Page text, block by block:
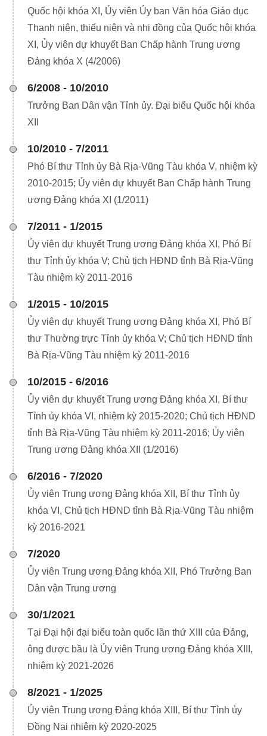
Quốc hội khóa XI, Ủy viên Ủy ban Văn hóa Giáo dục
Thanh niên, thiếu niên và nhi đồng của Quốc hội khóa
XI, Ủy viên dự khuyết Ban Chấp hành Trung ương
Đảng khóa X (4/2006)
6/2008 - 10/2010
Trưởng Ban Dân vận Tỉnh ủy. Đại biểu Quốc hội khóa
XII
10/2010 - 7/2011
Phó Bí thư Tỉnh ủy Bà Rịa-Vũng Tàu khóa V, nhiệm kỳ
2010-2015; Ủy viên dự khuyết Ban Chấp hành Trung
ương Đảng khóa XI (1/2011)
7/2011 - 1/2015
Ủy viên dự khuyết Trung ương Đảng khóa XI, Phó Bí
thư Tỉnh ủy khóa V; Chủ tịch HĐND tỉnh Bà Rịa-Vũng
Tàu nhiệm kỳ 2011-2016
1/2015 - 10/2015
Ủy viên dự khuyết Trung ương Đảng khóa XI, Phó Bí
thư Thường trực Tỉnh ủy khóa V; Chủ tịch HĐND tỉnh
Bà Rịa-Vũng Tàu nhiệm kỳ 2011-2016
10/2015 - 6/2016
Ủy viên dự khuyết Trung ương Đảng khóa XI, Bí thư
Tỉnh ủy khóa VI, nhiệm kỳ 2015-2020; Chủ tịch HĐND
tỉnh Bà Rịa-Vũng Tàu nhiệm kỳ 2011-2016; Ủy viên
Trung ương Đảng khóa XII (1/2016)
6/2016 - 7/2020
Ủy viên Trung ương Đảng khóa XII, Bí thư Tỉnh ủy
khóa VI, Chủ tịch HĐND tỉnh Bà Rịa-Vũng Tàu nhiệm
kỳ 2016-2021
7/2020
Ủy viên Trung ương Đảng khóa XII, Phó Trưởng Ban
Dân vận Trung ương
30/1/2021
Tại Đại hội đại biểu toàn quốc lần thứ XIII của Đảng,
ông được bầu là Ủy viên Trung ương Đảng khóa XIII,
nhiệm kỳ 2021-2026
8/2021 - 1/2025
Ủy viên Trung ương Đảng khóa XIII, Bí thư Tỉnh ủy
Đồng Nai nhiệm kỳ 2020-2025